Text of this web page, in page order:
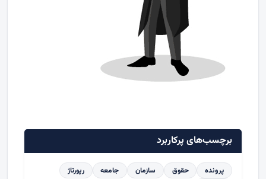
برچسب‌های پرکاربرد
پرونده حقوق سازمان جامعه
رپورتاژ